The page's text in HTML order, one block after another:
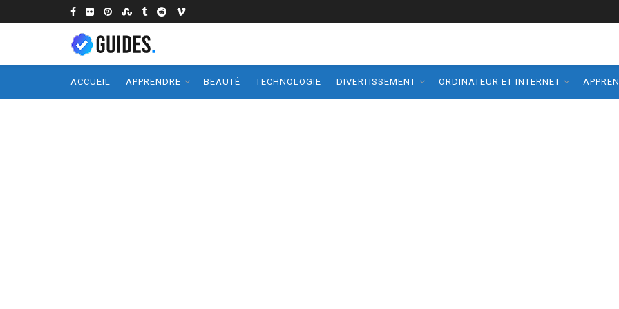
ACCUEIL APPRENDRE BEAUTÉ TECHNOLOGIE DIVERTISSEMENT ORDINATEUR ET INTERNET